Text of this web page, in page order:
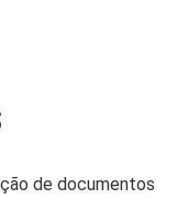
de documentos